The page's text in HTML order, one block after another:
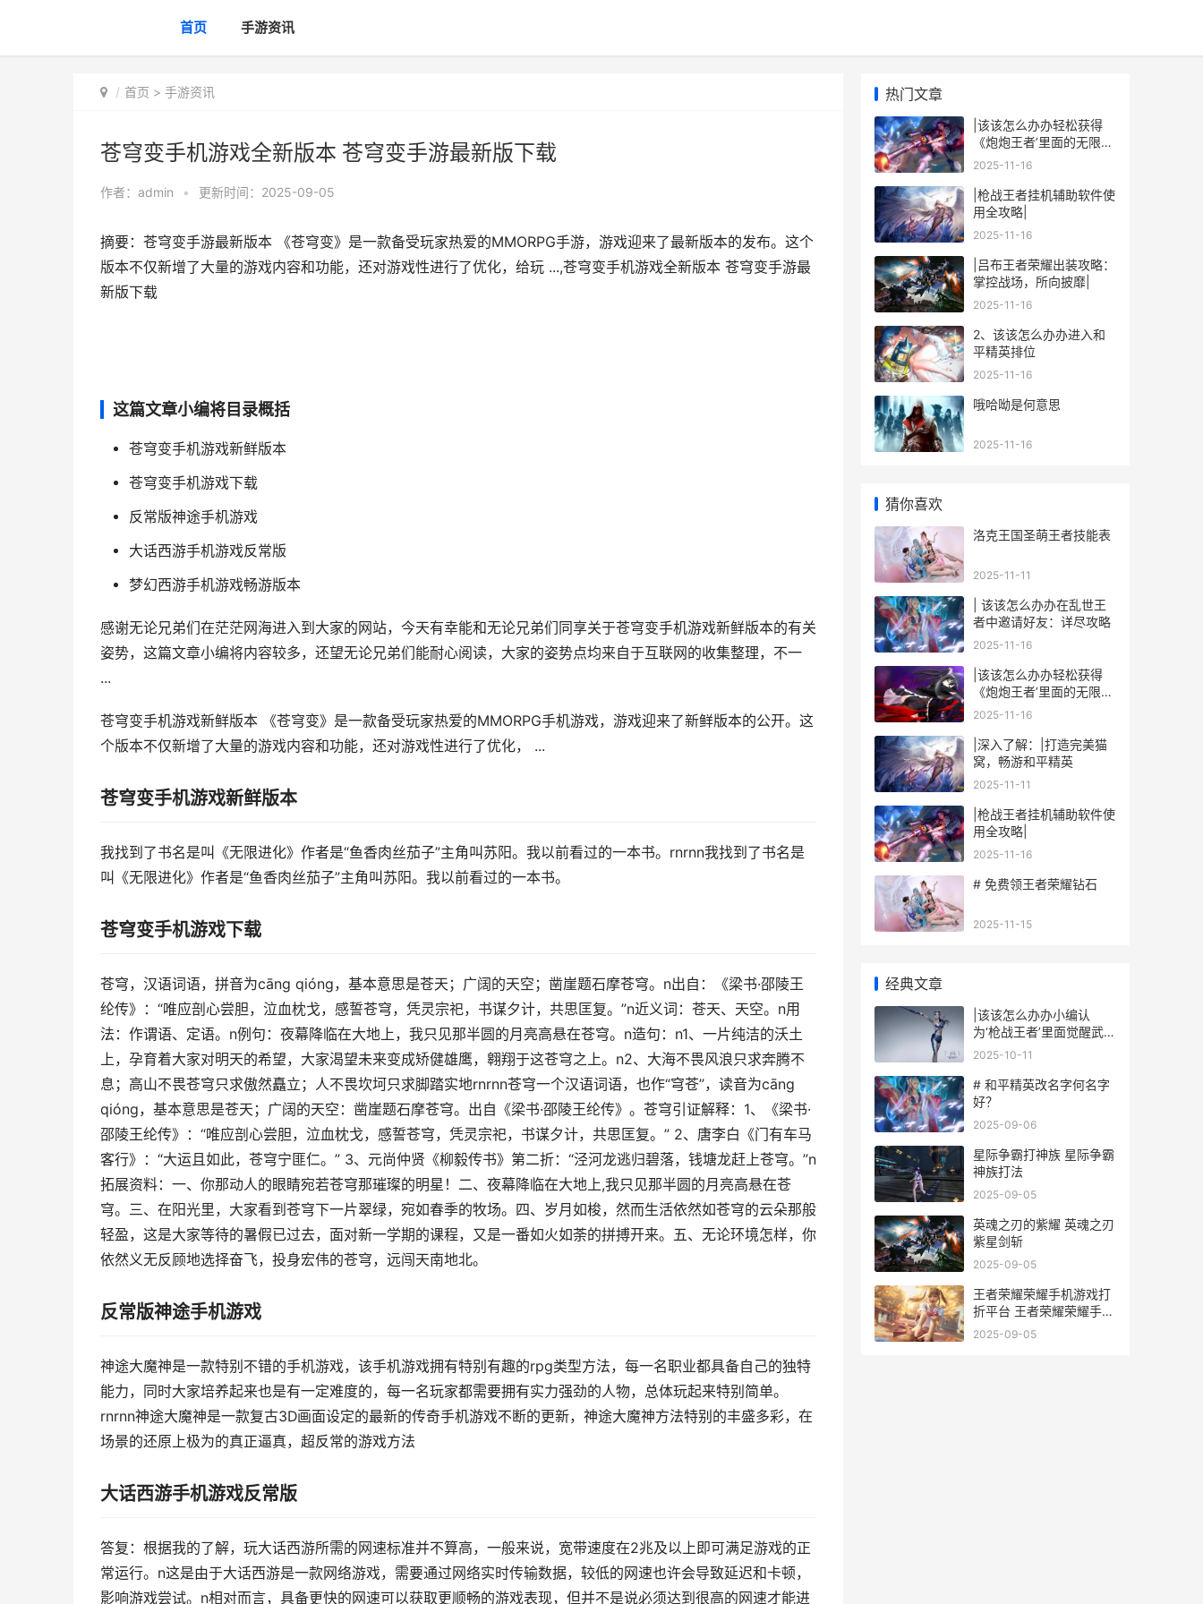
首页 手游资讯
首页 > 手游资讯
苍穹变手机游戏全新版本 苍穹变手游最新版下载
作者： admin • 更新时间：2025-09-05
摘要：苍穹变手游最新版本 《苍穹变》是一款备受玩家热爱的MMORPG手游，游戏迎来了最新版本的发布。这个
版本不仅新增了大量的游戏内容和功能，还对游戏性进行了优化，给玩 ...,苍穹变手机游戏全新版本 苍穹变手游最
新版下载
这篇文章小编将目录概括
苍穹变手机游戏新鲜版本
苍穹变手机游戏下载
反常版神途手机游戏
大话西游手机游戏反常版
梦幻西游手机游戏畅游版本
感谢无论兄弟们在茫茫网海进入到大家的网站，今天有幸能和无论兄弟们同享关于苍穹变手机游戏新鲜版本的有关
姿势，这篇文章小编将内容较多，还望无论兄弟们能耐心阅读，大家的姿势点均来自于互联网的收集整理，不一
...
苍穹变手机游戏新鲜版本 《苍穹变》是一款备受玩家热爱的MMORPG手机游戏，游戏迎来了新鲜版本的公开。这
个版本不仅新增了大量的游戏内容和功能，还对游戏性进行了优化， ...
苍穹变手机游戏新鲜版本
我找到了书名是叫《无限进化》作者是“鱼香肉丝茄子”主角叫苏阳。我以前看过的一本书。rnrnn我找到了书名是
叫《无限进化》作者是“鱼香肉丝茄子”主角叫苏阳。我以前看过的一本书。
苍穹变手机游戏下载
苍穹，汉语词语，拼音为cāng qióng，基本意思是苍天；广阔的天空；凿崖题石摩苍穹。n出自：《梁书·邵陵王
纶传》：“唯应剖心尝胆，泣血枕戈，感誓苍穹，凭灵宗祀，书谋夕计，共思匡复。”n近义词：苍天、天空。n用
法：作谓语、定语。n例句：夜幕降临在大地上，我只见那半圆的月亮高悬在苍穹。n造句：n1、一片纯洁的沃土
上，孕育着大家对明天的希望，大家渴望未来变成矫健雄鹰，翱翔于这苍穹之上。n2、大海不畏风浪只求奔腾不
息；高山不畏苍穹只求傲然矗立；人不畏坎坷只求脚踏实地rnrnn苍穹一个汉语词语，也作“穹苍”，读音为cāng
qióng，基本意思是苍天；广阔的天空：凿崖题石摩苍穹。出自《梁书·邵陵王纶传》。苍穹引证解释：1、《梁书·
邵陵王纶传》：“唯应剖心尝胆，泣血枕戈，感誓苍穹，凭灵宗祀，书谋夕计，共思匡复。” 2、唐李白《门有车马
客行》：“大运且如此，苍穹宁匪仁。” 3、元尚仲贤《柳毅传书》第二折：“泾河龙逃归碧落，钱塘龙赶上苍穹。”n
拓展资料：一、你那动人的眼睛宛若苍穹那璀璨的明星！二、夜幕降临在大地上,我只见那半圆的月亮高悬在苍
穹。三、在阳光里，大家看到苍穹下一片翠绿，宛如春季的牧场。四、岁月如梭，然而生活依然如苍穹的云朵那般
轻盈，这是大家等待的暑假已过去，面对新一学期的课程，又是一番如火如荼的拼搏开来。五、无论环境怎样，你
依然义无反顾地选择奋飞，投身宏伟的苍穹，远闯天南地北。
反常版神途手机游戏
神途大魔神是一款特别不错的手机游戏，该手机游戏拥有特别有趣的rpg类型方法，每一名职业都具备自己的独特
能力，同时大家培养起来也是有一定难度的，每一名玩家都需要拥有实力强劲的人物，总体玩起来特别简单。
rnrnn神途大魔神是一款复古3D画面设定的最新的传奇手机游戏不断的更新，神途大魔神方法特别的丰盛多彩，在
场景的还原上极为的真正逼真，超反常的游戏方法
大话西游手机游戏反常版
答复：根据我的了解，玩大话西游所需的网速标准并不算高，一般来说，宽带速度在2兆及以上即可满足游戏的正
常运行。n这是由于大话西游是一款网络游戏，需要通过网络实时传输数据，较低的网速也许会导致延迟和卡顿，
影响游戏尝试。n相对而言，具备更快的网速可以获取更顺畅的游戏表现，但并不是说必须达到很高的网速才能进
热门文章
|该该怎么办办轻松获得
《炮炮王者’里面的无限金
币和星星|
2025-11-16
|枪战王者挂机辅助软件使
用全攻略|
2025-11-16
|吕布王者荣耀出装攻略：
掌控战场，所向披靡|
2025-11-16
2、该该怎么办办进入和
平精英排位
2025-11-16
哦哈呦是何意思
2025-11-16
猜你喜欢
洛克王国圣萌王者技能表
2025-11-11
| 该该怎么办办在乱世王
者中邀请好友：详尽攻略
2025-11-16
|该该怎么办办轻松获得
《炮炮王者’里面的无限金
币和星星|
2025-11-16
|深入了解：|打造完美猫
窝，畅游和平精英
2025-11-11
|枪战王者挂机辅助软件使
用全攻略|
2025-11-16
# 免费领王者荣耀钻石
2025-11-15
经典文章
|该该怎么办办小编认
为‘枪战王者’里面觉醒武
器：全面攻略与技巧|
2025-10-11
# 和平精英改名字何名字
好？
2025-09-06
星际争霸打神族 星际争霸
神族打法
2025-09-05
英魂之刃的紫耀 英魂之刃
紫星剑斩
2025-09-05
王者荣耀荣耀手机游戏打
折平台 王者荣耀荣耀手机
保底多少
2025-09-05